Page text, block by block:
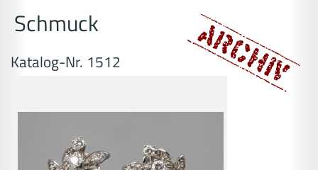
Schmuck
Katalog-Nr. 1512